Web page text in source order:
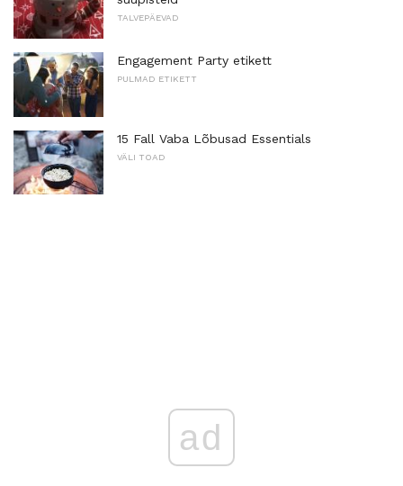
TALVEPÄEVAD
Engagement Party etikett
PULMAD ETIKETT
15 Fall Vaba Lõbusad Essentials
VÄLI TOAD
ad